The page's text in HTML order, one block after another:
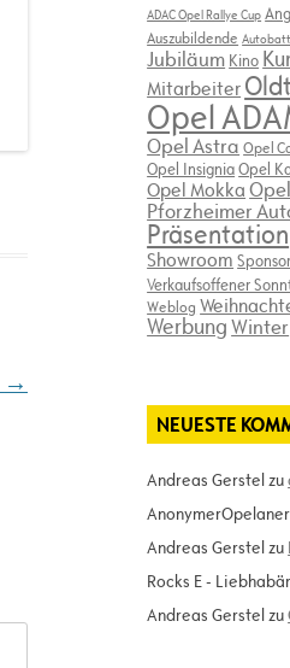
→
ADAC Opel Rallye Cup
Auszubildende
Jubiläum Kino
Mitarbeiter
Opel
Opel Astra Opel
Opel InsigniaOpel
Opel Mokka
Pforzheimer
Präsentation
Showroom
Verkaufsoffener
Weblog
WerbungWinter
NEUESTE
Andreas Gerstelzu
AnonymerOpelaner
Andreas Gerstelzu
Rocks E - Liebhabär
Andreas Gerstelzu